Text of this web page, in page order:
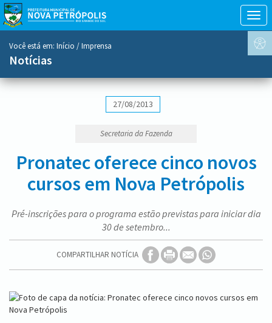
menu
Você está em: Início / Imprensa
Notícias
27/08/2013
Secretaria da Fazenda
Pronatec oferece cinco novos
cursos em Nova Petrópolis
Pré-inscrições para o programa estão previstas para iniciar dia
30 de setembro...
COMPARTILHAR NOTÍCIA